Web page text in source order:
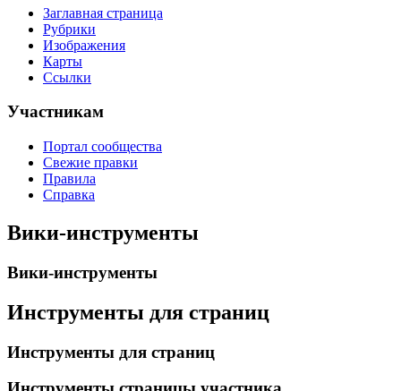
Заглавная страница
Рубрики
Изображения
Карты
Ссылки
Участникам
Портал сообщества
Свежие правки
Правила
Справка
Вики-инструменты
Вики-инструменты
Инструменты для страниц
Инструменты для страниц